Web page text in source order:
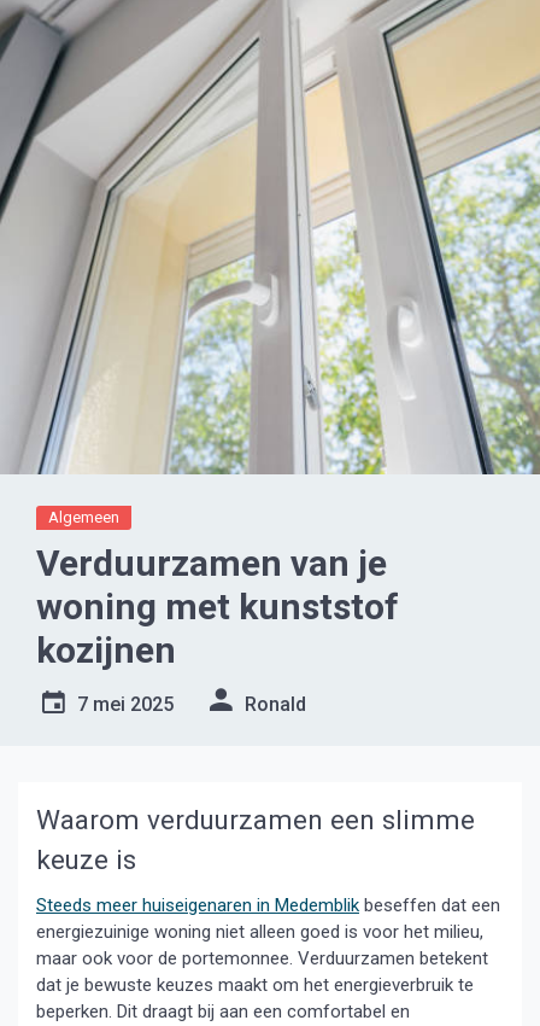
Algemeen
Verduurzamen van je
woning met kunststof
kozijnen
7 mei 2025 Ronald
Waarom verduurzamen een slimme
keuze is
Steeds meer huiseigenaren in Medemblik beseffen dat een
energiezuinige woning niet alleen goed is voor het milieu,
maar ook voor de portemonnee. Verduurzamen betekent
dat je bewuste keuzes maakt om het energieverbruik te
beperken. Dit draagt bij aan een comfortabel en